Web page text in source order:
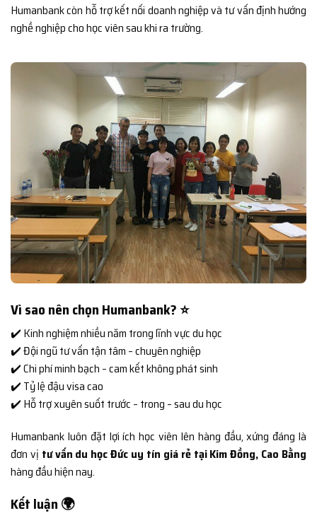
Humanbank còn hỗ trợ kết nối doanh nghiệp và tư vấn định hướng
nghề nghiệp cho học viên sau khi ra trường.
Vì sao nên chọn Humanbank? ⭐
✔️ Kinh nghiệm nhiều năm trong lĩnh vực du học
✔️ Đội ngũ tư vấn tận tâm – chuyên nghiệp
✔️ Chi phí minh bạch – cam kết không phát sinh
✔️ Tỷ lệ đậu visa cao
✔️ Hỗ trợ xuyên suốt trước – trong – sau du học
Humanbank luôn đặt lợi ích học viên lên hàng đầu, xứng đáng là
đơn vị tư vấn du học Đức uy tín giá rẻ tại Kim Đồng, Cao Bằng
hàng đầu hiện nay.
Kết luận 🌍